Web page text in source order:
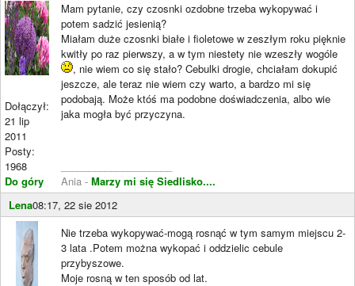
Dołączył:
21 lip
2011
Posty:
1968
Do góry
Mam pytanie, czy czosnki ozdobne trzeba wykopywać i
potem sadzić jesienią?
Miałam duże czosnki białe i fioletowe w zeszłym roku pięknie
kwitły po raz pierwszy, a w tym niestety nie wzeszły wogóle
, nie wiem co się stało? Cebulki drogie, chciałam dokupić
jeszcze, ale teraz nie wiem czy warto, a bardzo mi się
podobają. Może któś ma podobne doświadczenia, albo wie
jaka mogła być przyczyna.
Ania - Marzy mi się Siedlisko....
Lena08:17, 22 sie 2012
Nie trzeba wykopywać-mogą rosnąć w tym samym miejscu 2-
3 lata .Potem można wykopać i oddzielic cebule
przybyszowe.
Moje rosną w ten sposób od lat.